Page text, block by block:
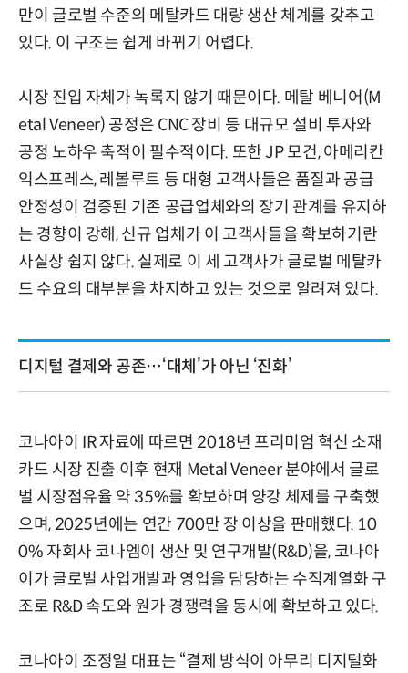
만이 글로벌 수준의 메탈카드 대량 생산 체계를 갖추고
있다. 이 구조는 쉽게 바뀌기 어렵다.
시장 진입 자체가 녹록지 않기 때문이다. 메탈 베니어(M
etal Veneer) 공정은 CNC 장비 등 대규모 설비 투자와
공정 노하우 축적이 필수적이다. 또한 JP 모건, 아메리칸
익스프레스, 레볼루트 등 대형 고객사들은 품질과 공급
안정성이 검증된 기존 공급업체와의 장기 관계를 유지하
는 경향이 강해, 신규 업체가 이 고객사들을 확보하기란
사실상 쉽지 않다. 실제로 이 세 고객사가 글로벌 메탈카
드 수요의 대부분을 차지하고 있는 것으로 알려져 있다.
디지털 결제와 공존…‘대체’가 아닌 ‘진화’
코나아이 IR 자료에 따르면 2018년 프리미엄 혁신 소재
카드 시장 진출 이후 현재 Metal Veneer 분야에서 글로
벌 시장점유율 약 35%를 확보하며 양강 체제를 구축했
으며, 2025년에는 연간 700만 장 이상을 판매했다. 10
0% 자회사 코나엠이 생산 및 연구개발(R&D)을, 코나아
이가 글로벌 사업개발과 영업을 담당하는 수직계열화 구
조로 R&D 속도와 원가 경쟁력을 동시에 확보하고 있다.
코나아이 조정일 대표는 “결제 방식이 아무리 디지털화